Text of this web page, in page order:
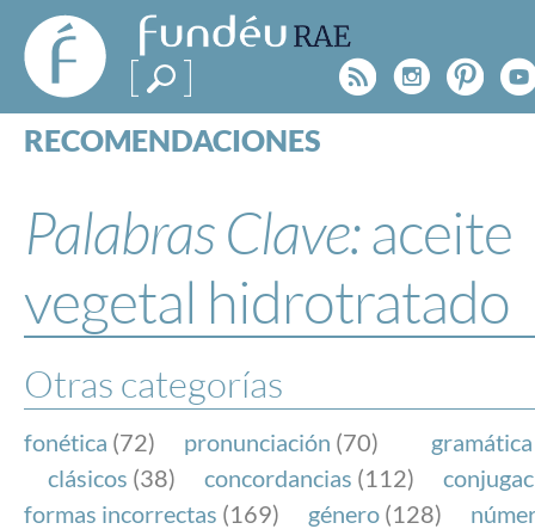
FundéuRAE
- Fundación
del Español
Urgente
Rss
RECOMENDACIONES
ESPECIALES
BLOG
NOTICIAS
FundéuRAE es una fundación patrocinada por la
y la Real Academia Española, cuyo objetivo es
el buen uso del español en los medios de
Internet.
Palabras Clave:aceite
vegetal hidrotratado
Otras categorías
fonética (72) pronunciación (70) gramática
clásicos (38) concordancias (112)
formas incorrectas (169) género (128)